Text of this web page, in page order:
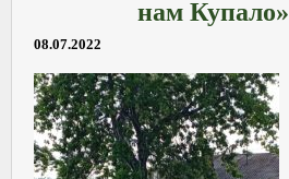
нам Купало»
08.07.2022